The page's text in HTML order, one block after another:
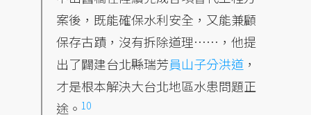
案後，既能確保水利安全，又能兼顧
保存古蹟，沒有拆除道理……，他提
出了闢建台北縣瑞芳員山子分洪道 ，
才是根本解決大台北地區水患問題正
途。10